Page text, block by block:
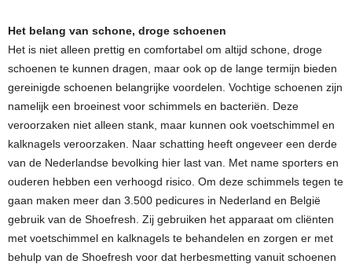
Het belang van schone, droge schoenen
Het is niet alleen prettig en comfortabel om altijd schone, droge
schoenen te kunnen dragen, maar ook op de lange termijn bieden
gereinigde schoenen belangrijke voordelen. Vochtige schoenen zijn
namelijk een broeinest voor schimmels en bacteriën. Deze
veroorzaken niet alleen stank, maar kunnen ook voetschimmel en
kalknagels veroorzaken. Naar schatting heeft ongeveer een derde
van de Nederlandse bevolking hier last van. Met name sporters en
ouderen hebben een verhoogd risico. Om deze schimmels tegen te
gaan maken meer dan 3.500 pedicures in Nederland en België
gebruik van de Shoefresh. Zij gebruiken het apparaat om cliënten
met voetschimmel en kalknagels te behandelen en zorgen er met
behulp van de Shoefresh voor dat herbesmetting vanuit schoenen